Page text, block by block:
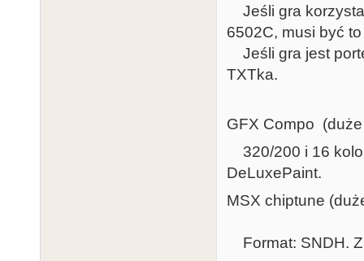
Jeśli gra
6502C, musi być
Jeśli gra jest
TXTka.
GFX Compo
320/200 i 16
DeLuxePaint.
MSX chiptune
Format: SNDH.